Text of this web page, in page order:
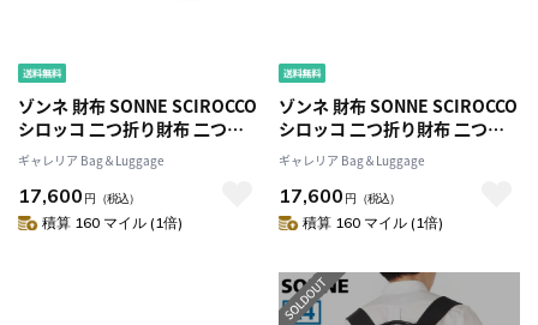
ゾンネ 財布 SONNE SCIROCCO
シロッコ 二つ折り財布 二つ折
り 折り財布 コンパクト 小銭入
れ 本革 革 レザー メンズ
SOD003B
ギャレリア Bag＆Luggage
17,600 円 （税込）
積算 160 マイル (1倍)
ゾンネ 財布 SONNE SCIROCCO
シロッコ 二つ折り財布 二つ折
り 折り財布 コンパクト 小銭入
れ 本革 革 レザー メンズ
SOD003B
ギャレリア Bag＆Luggage
17,600 円 （税込）
積算 160 マイル (1倍)